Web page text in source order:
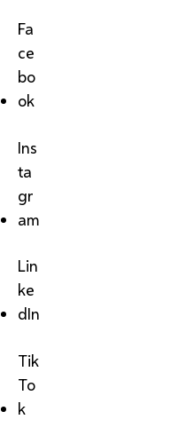
Fa
ce
bo
ok
Ins
ta
gr
am
Lin
ke
dIn
Tik
To
k